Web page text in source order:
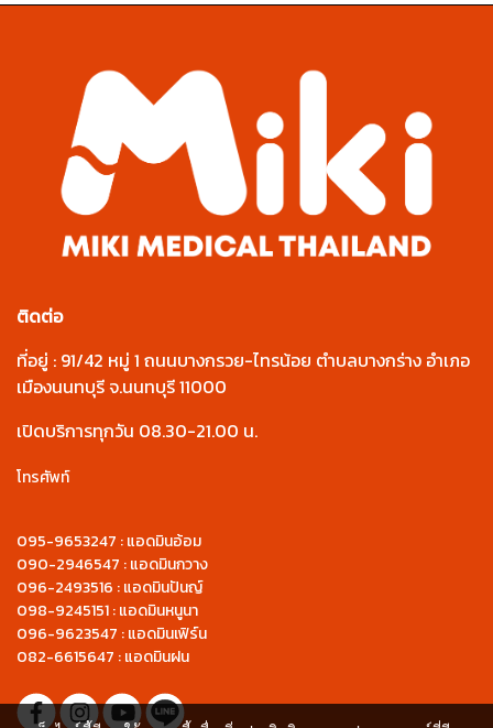
ติดต่อ
ที่อยู่ : 91/42 หมู่ 1 ถนนบางกรวย-ไทรน้อย ตำบลบางกร่าง อำเภอ
เมืองนนทบุรี จ.นนทบุรี 11000
เปิดบริการทุกวัน 08.30-21.00 น.
โทรศัพท์
095-9653247 : แอดมินอ้อม
090-2946547 : แอดมินกวาง
096-2493516 : แอดมินปันญ์
098-9245151 : แอดมินหนูนา
096-9623547 : แอดมินเฟิร์น
082-6615647 : แอดมินฝน